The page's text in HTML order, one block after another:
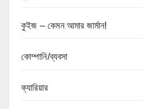
কুইজ – কেমন আমার জার্মান!
কোম্পানি/ব্যবসা
ক্যারিয়ার